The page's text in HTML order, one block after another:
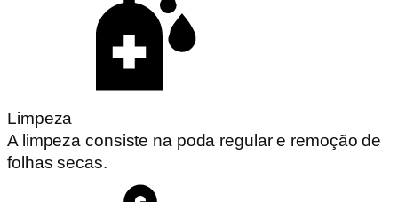
Limpeza
A limpeza consiste na poda regular e remoção de
folhas secas.